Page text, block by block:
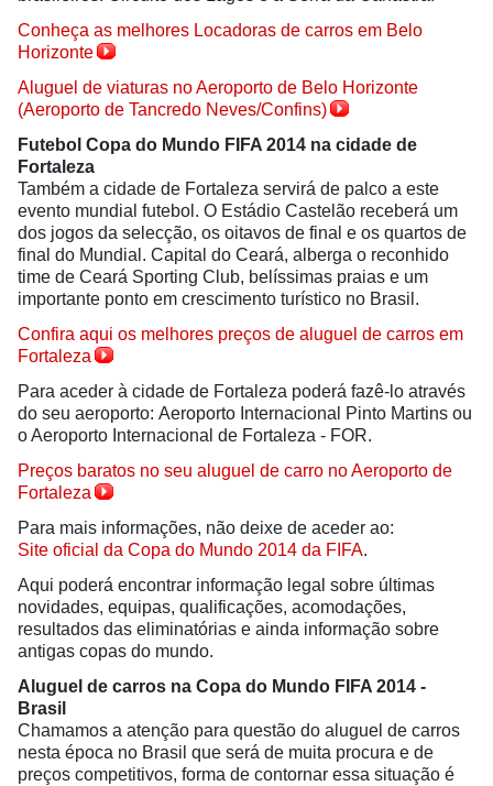
Conheça as melhores Locadoras de carros em Belo
Horizonte
Aluguel de viaturas no Aeroporto de Belo Horizonte
(Aeroporto de Tancredo Neves/Confins)
Futebol Copa do Mundo FIFA 2014 na cidade de
Fortaleza
Também a cidade de Fortaleza servirá de palco a este
evento mundial futebol. O Estádio Castelão receberá um
dos jogos da selecção, os oitavos de final e os quartos de
final do Mundial. Capital do Ceará, alberga o reconhido
time de Ceará Sporting Club, belíssimas praias e um
importante ponto em crescimento turístico no Brasil.
Confira aqui os melhores preços de aluguel de carros em
Fortaleza
Para aceder à cidade de Fortaleza poderá fazê-lo através
do seu aeroporto: Aeroporto Internacional Pinto Martins ou
o Aeroporto Internacional de Fortaleza - FOR.
Preços baratos no seu aluguel de carro no Aeroporto de
Fortaleza
Para mais informações, não deixe de aceder ao:
Site oficial da Copa do Mundo 2014 da FIFA.
Aqui poderá encontrar informação legal sobre últimas
novidades, equipas, qualificações, acomodações,
resultados das eliminatórias e ainda informação sobre
antigas copas do mundo.
Aluguel de carros na Copa do Mundo FIFA 2014 -
Brasil
Chamamos a atenção para questão do aluguel de carros
nesta época no Brasil que será de muita procura e de
preços competitivos, forma de contornar essa situação é